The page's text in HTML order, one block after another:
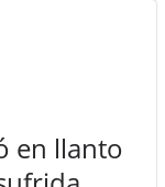
en llanto